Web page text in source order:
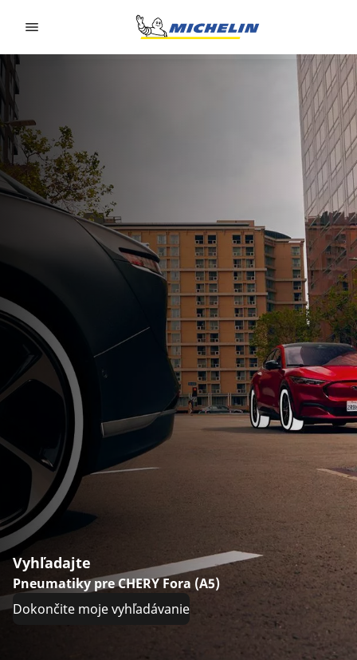
Vyhľadajte
Pneumatiky pre CHERY Fora (A5)
Dokončite moje vyhľadávanie